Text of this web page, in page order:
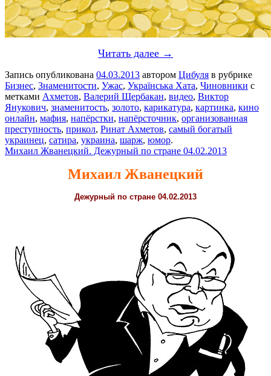
Читать далее →
Запись опубликована 04.03.2013 автором Цибуля в рубрике
Бизнес, Знаменитости, Ужас, Українська Хата, Чиновники с
метками Ахметов, Валерий Щербакан, видео, Виктор
Янукович, знаменитость, золото, карикатура, картинка, кино
онлайн, мафия, напёрстки, напёрсточник, организованная
преступность, прикол, Ринат Ахметов, самый богатый
украинец, сатира, украина, шарж, юмор.
Михаил Жванецкий. Дежурный по стране 04.02.2013
Михаил Жванецкий
Дежурный по стране 04.02.2013